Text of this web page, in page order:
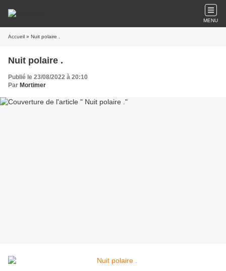
MENU
Accueil » Nuit polaire .
Nuit polaire .
Publié le 23/08/2022 à 20:10
Par Mortimer